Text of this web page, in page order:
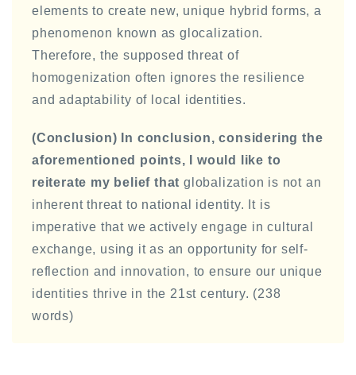
elements to create new, unique hybrid forms, a
phenomenon known as glocalization.
Therefore, the supposed threat of
homogenization often ignores the resilience
and adaptability of local identities.
(Conclusion)
In conclusion, considering the
aforementioned points, I would like to
reiterate my belief that globalization is not an
inherent threat to national identity. It is
imperative that we actively engage in cultural
exchange, using it as an opportunity for self-
reflection and innovation, to ensure our unique
identities thrive in the 21st century. (238
words)